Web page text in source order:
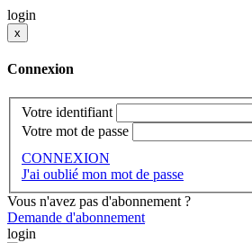
login
x
Connexion
Votre identifiant
Votre mot de passe
CONNEXION
J'ai oublié mon mot de passe
Vous n'avez pas d'abonnement ?
Demande d'abonnement
login